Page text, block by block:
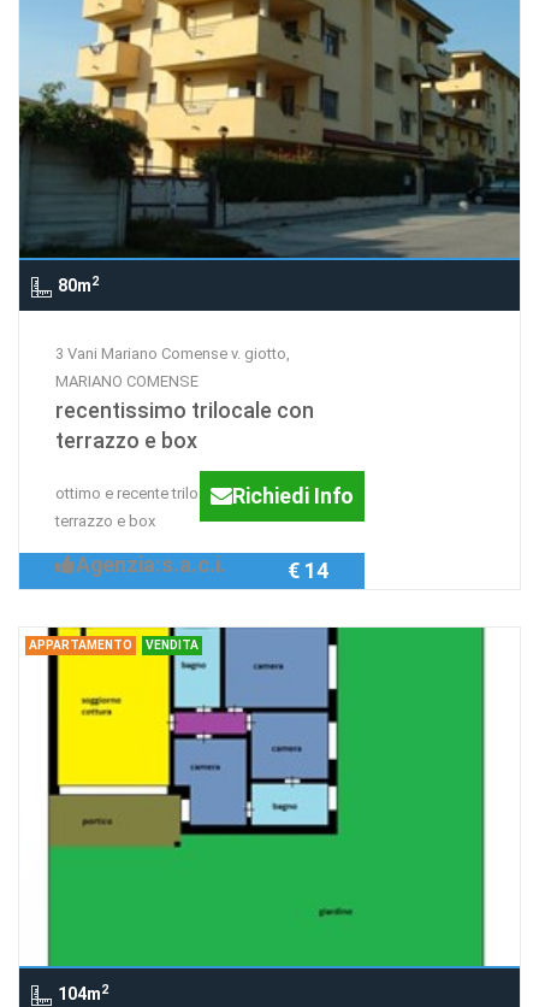
80m2
3 Vani Mariano Comense v. giotto,
MARIANO COMENSE
recentissimo trilocale con
terrazzo e box
ottimo e recente trilocale con ampio
terrazzo e box
Richiedi Info
Agenzia:s.a.c.i. € 14
APPARTAMENTO VENDITA
104m2